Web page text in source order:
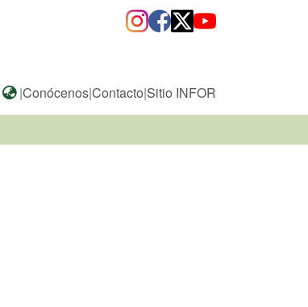
|Conócenos|Contacto|Sitio INFOR